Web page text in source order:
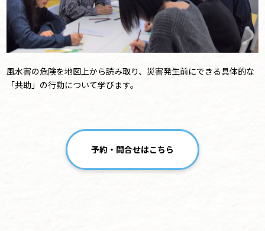
風水害の危険を地図上から読み取り、災害発生前にできる具体的な
「共助」の行動について学びます。
予約・問合せはこちら